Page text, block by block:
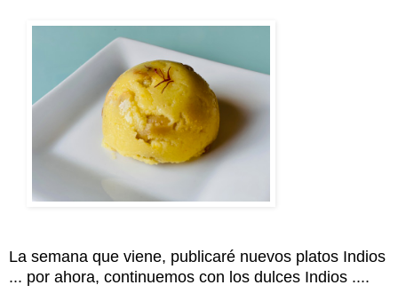
La semana que viene, publicaré nuevos platos Indios
... por ahora, continuemos con los dulces Indios ....